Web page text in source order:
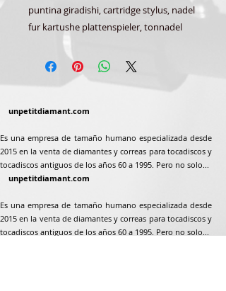
puntina giradishi, cartridge stylus, nadel
fur kartushe plattenspieler, tonnadel
unpetitdiamant.com
Es una empresa de tamaño humano especializada desde
2015 en la venta de diamantes y correas para tocadiscos y
tocadiscos antiguos de los años 60 a 1995. Pero no solo...
unpetitdiamant.com
Es una empresa de tamaño humano especializada desde
2015 en la venta de diamantes y correas para tocadiscos y
tocadiscos antiguos de los años 60 a 1995. Pero no solo...